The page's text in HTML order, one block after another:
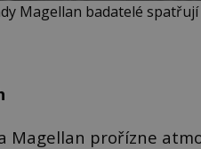
Magellan badatelé
Magellan prořízne